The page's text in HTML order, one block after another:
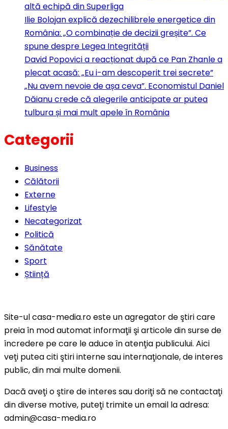
altă echipă din Superliga
Ilie Bolojan explică dezechilibrele energetice din
România: „O combinație de decizii greșite”. Ce
spune despre Legea Integrității
David Popovici a reacționat după ce Pan Zhanle a
plecat acasă: „Eu i-am descoperit trei secrete”
„Nu avem nevoie de așa ceva”. Economistul Daniel
Dăianu crede că alegerile anticipate ar putea
tulbura și mai mult apele în România
Categorii
Business
Călătorii
Externe
Lifestyle
Necategorizat
Politică
Sănătate
Sport
Știință
Site-ul casa-media.ro este un agregator de ştiri care
preia în mod automat informaţii şi articole din surse de
încredere pe care le aduce în atenţia publicului. Aici
veţi putea citi ştiri interne sau internaţionale, de interes
public, din mai multe domenii.
Dacă aveţi o ştire de interes sau doriţi să ne contactaţi
din diverse motive, puteţi trimite un email la adresa:
admin@casa-media.ro